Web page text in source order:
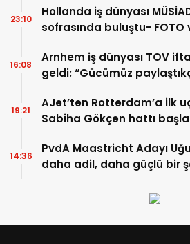
Hollanda iş dünyası
sofrasında buluştu- FOTO
23:10
Arnhem iş dünyası TOV
geldi: “Gücümüz
16:08
AJet’ten Rotterdam’a ilk
Sabiha Gökçen hattı
19:21
PvdA Maastricht Adayı
daha adil, daha güçlü bir
14:36